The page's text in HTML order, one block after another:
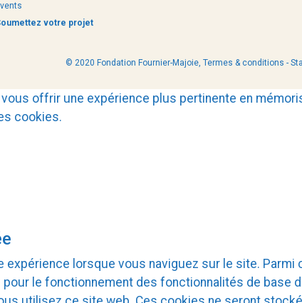
votre projet
© 2020 Fondation Fournier-Majoie, Termes & conditions -
offrir une expérience plus pertinente en
cookies.
lorsque vous naviguez sur le site.
le fonctionnement des fonctionnalités de base